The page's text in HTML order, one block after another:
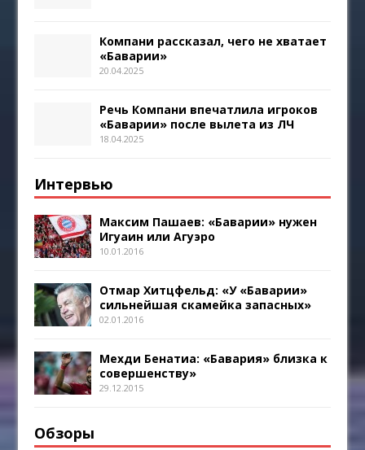
Компани рассказал, чего не хватает
«Баварии»
20.04.2025
Речь Компани впечатлила игроков
«Баварии» после вылета из ЛЧ
18.04.2025
Интервью
Максим Пашаев: «Баварии» нужен
Игуаин или Агуэро
10.01.2016
Отмар Хитцфельд: «У «Баварии»
сильнейшая скамейка запасных»
02.01.2016
Мехди Бенатиа: «Бавария» близка к
совершенству»
29.12.2015
Обзоры